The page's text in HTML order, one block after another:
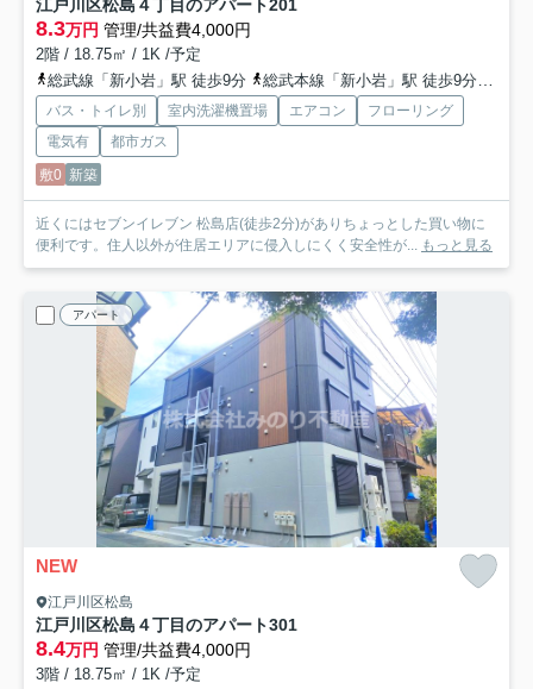
江戸川区松島４丁目のアパート201
8.3万円 管理/共益費4,000円
2階 / 18.75㎡ / 1K /予定
総武線「新小岩」駅 徒歩9分
総武本線「新小岩」駅 徒歩9分
バス・トイレ別 室内洗濯機置場 エアコン
フローリング
電気有
都市ガス
敷0 新築
近くにはセブンイレブン 松島店(徒歩2分)がありちょっとした買い物に
便利です。住人以外が住居エリアに侵入しにくく安全性が...
もっと見る
アパート
NEW
江戸川区松島
江戸川区松島４丁目のアパート301
8.4万円 管理/共益費4,000円
3階 / 18.75㎡ / 1K /予定